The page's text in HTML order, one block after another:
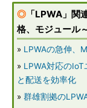
◎ 「LPWA」関
格、モジュール
» LPWAの急伸、
» LPWA対応の
と配送を効率化
» 群雄割拠の